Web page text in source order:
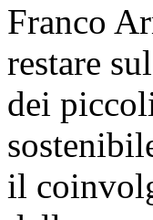
Franco
restare
dei
il